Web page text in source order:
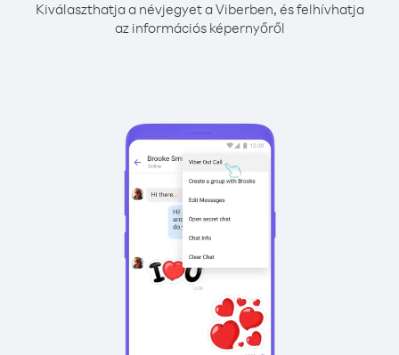
Kiválaszthatja a névjegyet a Viberben, és felhívhatja
az információs képernyőről